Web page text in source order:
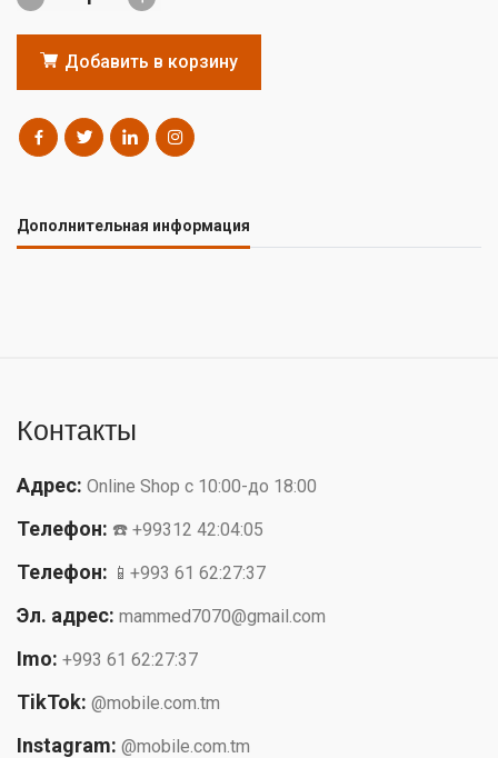
Добавить в корзину
Дополнительная информация
Контакты
Адрес: Online Shop с 10:00-до 18:00
Телефон: ☎️ +99312 42:04:05
Телефон: 📱+993 61 62:27:37
Эл. адрес: mammed7070@gmail.com
Imo: +993 61 62:27:37
TikTok: @mobile.com.tm
Instagram: @mobile.com.tm